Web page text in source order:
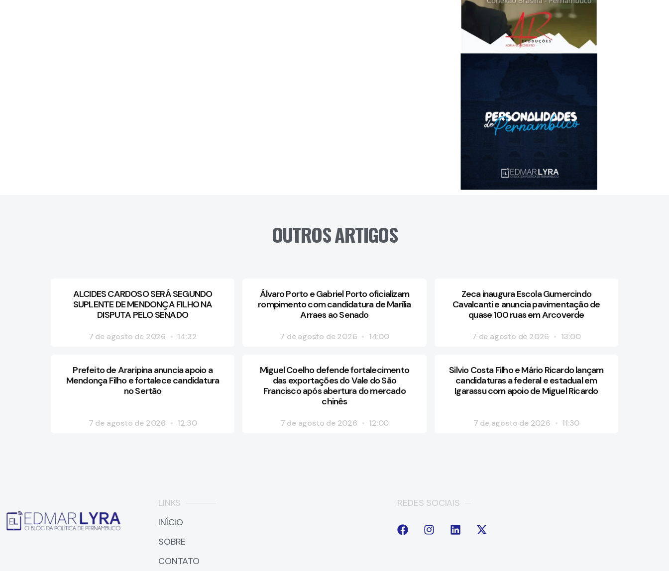
OUTROS ARTIGOS
ALCIDES CARDOSO SERÁ SEGUNDO
SUPLENTE DE MENDONÇA FILHO NA
DISPUTA PELO SENADO
7 de agosto de 2026 14:32
Álvaro Porto e Gabriel Porto oficializam
rompimento com candidatura de Marília
Arraes ao Senado
7 de agosto de 2026 14:00
Zeca inaugura Escola Gumercindo
Cavalcanti e anuncia pavimentação de
quase 100 ruas em Arcoverde
7 de agosto de 2026 13:00
Prefeito de Araripina anuncia apoio a
Mendonça Filho e fortalece candidatura
no Sertão
7 de agosto de 2026 12:30
Miguel Coelho defende fortalecimento
das exportações do Vale do São
Francisco após abertura do mercado
chinês
7 de agosto de 2026 12:00
Silvio Costa Filho e Mário Ricardo lançam
candidaturas a federal e estadual em
Igarassu com apoio de Miguel Ricardo
7 de agosto de 2026 11:30
LINKS
INÍCIO
SOBRE
CONTATO
REDES SOCIAIS